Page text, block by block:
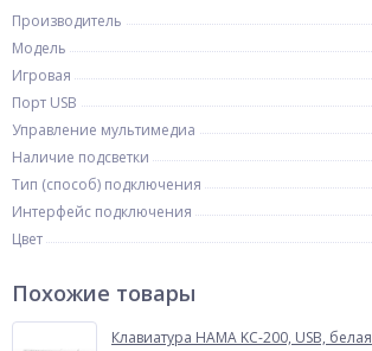
Производитель
Модель
Игровая
Порт USB
Управление мультимедиа
Наличие подсветки
Тип (способ) подключения
Интерфейс подключения
Цвет
Похожие товары
Клавиатура HAMA KC-200, USB, белая